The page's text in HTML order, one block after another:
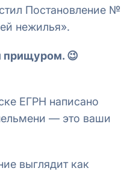
Постановление №
нежилья».
прищуром. 😉
ЕГРН написано
— это ваши
выглядит как